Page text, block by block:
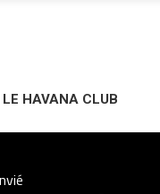
LE HAVANA CLUB